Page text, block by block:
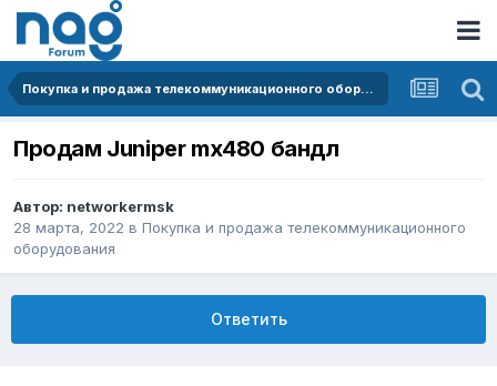
Покупка и продажа телекоммуникационного оборудования
Продам Juniper mx480 бандл
Автор: networkermsk
28 марта, 2022 в Покупка и продажа телекоммуникационного
оборудования
Ответить